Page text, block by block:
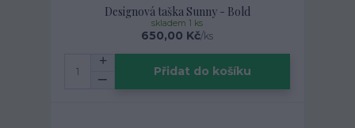
Designová taška Sunny - Bold
650,00 Kč/ks
skladem 1 ks
Přidat do košíku